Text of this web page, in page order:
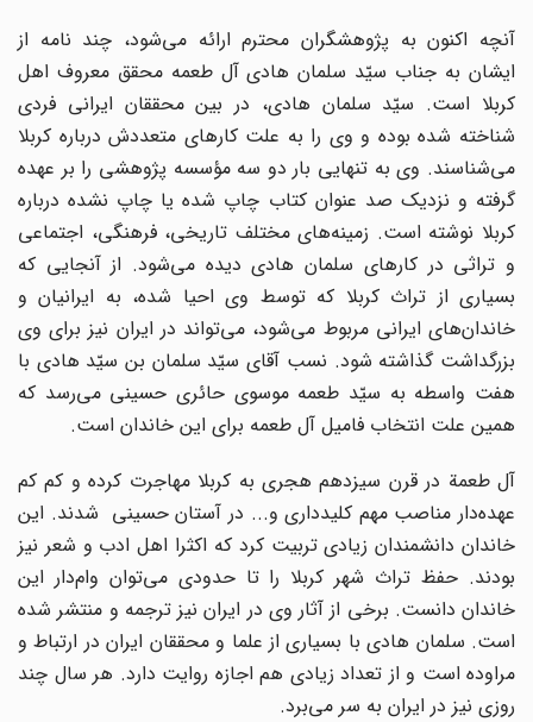
آنچه اکنون به پژوهشگران محترم ارائه می‌شود، چند نامه از
ایشان به جناب سیّد سلمان هادی آل طعمه محقق معروف اهل
کربلا است. سیّد سلمان هادی، در بین محققان ایرانی فردی
شناخته شده بوده و وی را به علت کارهای متعددش درباره کربلا
می‌شناسند. وی به تنهایی بار دو سه مؤسسه پژوهشی را بر عهده
گرفته و نزدیک صد عنوان کتاب چاپ شده یا چاپ نشده درباره
کربلا نوشته است. زمینه‌های مختلف تاریخی، فرهنگی، اجتماعی
و تراثی در کارهای سلمان هادی دیده می‌شود. از آنجایی که
بسیاری از تراث کربلا که توسط وی احیا شده، به ایرانیان و
خاندان‌های ایرانی مربوط می‌شود، می‌تواند در ایران نیز برای وی
بزرگداشت گذاشته شود. نسب آقای سیّد سلمان بن سیّد هادی با
هفت واسطه به سیّد طعمه موسوی حائری حسینی می‌رسد که
همین علت انتخاب فامیل آل طعمه برای این خاندان است.
آل طعمة در قرن سیزدهم هجری به کربلا مهاجرت کرده و کم کم
عهده‌دار مناصب مهم کلیدداری و... در آستان حسینی شدند. این
خاندان دانشمندان زیادی تربیت کرد که اکثرا اهل ادب و شعر نیز
بودند. حفظ تراث شهر کربلا را تا حدودی می‌توان وام‌دار این
خاندان دانست. برخی از آثار وی در ایران نیز ترجمه و منتشر شده
است. سلمان هادی با بسیاری از علما و محققان ایران در ارتباط و
مراوده است و از تعداد زیادی هم اجازه روایت دارد. هر سال چند
روزی نیز در ایران به سر می‌برد.